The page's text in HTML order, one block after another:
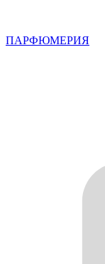
ПАРФЮМЕРИЯ